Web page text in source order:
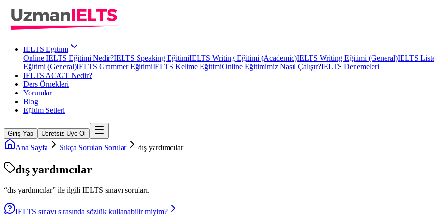
IELTS Eğitimi
Online IELTS Eğitimi Nedir?IELTS Speaking EğitimiIELTS Writing Eğitimi (Academic)IELTS Writing Eğitimi (General)IELTS
Eğitimi (General)IELTS Grammer EğitimiIELTS Kelime EğitimiOnline Eğitimimiz Nasıl Çalışır?IELTS Denemeleri
IELTS AC/GT Nedir?
Ders Örnekleri
Yorumlar
Blog
Eğitim Setleri
Giriş Yap Ücretsiz Üye Ol
Ana Sayfa Sıkça Sorulan Sorular dış yardımcılar
dış yardımcılar
“dış yardımcılar” ile ilgili IELTS sınavı soruları.
IELTS sınavı sırasında sözlük kullanabilir miyim?